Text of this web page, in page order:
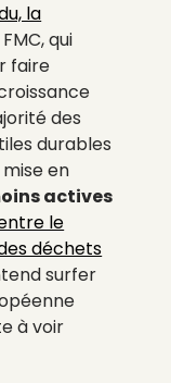
la
FMC, qui
faire
des
durables
en
actives
le
déchets
surfer
à voir